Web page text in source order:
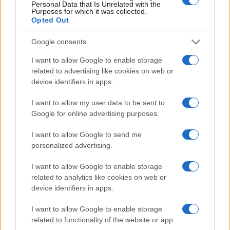
Personal Data that Is Unrelated with the
Purposes for which it was collected.
Opted Out
Google consents
I want to allow Google to enable storage
related to advertising like cookies on web or
device identifiers in apps.
I want to allow my user data to be sent to
Google for online advertising purposes.
I want to allow Google to send me
personalized advertising.
I want to allow Google to enable storage
related to analytics like cookies on web or
device identifiers in apps.
I want to allow Google to enable storage
related to functionality of the website or app.
nelle politiche del governo, con numeri in
crescita. Secondo l’Istat il comparto ha segnato
nel 2024 un aumento del 2% del valore aggiunto e
un export agroalimentare record da 70 miliardi.
Con la revisione del Pnrr, la cabina di regia ha
assegnato altri 2 miliardi alle filiere
agroalimentari
, portando a 4 miliardi il
pacchetto dedicato e facendo salire le risorse
2021. Con gli stanziamenti aggiuntivi il budget
totale del triennio per l’agricoltura tocca così
quota 15 miliardi.
“ La decisione di rafforzare la misura – ha spiegato
Lollobrigida – nasce dal successo ottenuto dai